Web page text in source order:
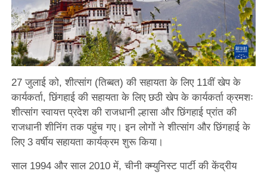
27 जुलाई को, शीत्सांग (तिब्बत) की सहायता के लिए 11वीं खेप के
कार्यकर्ता, छिंगहाई की सहायता के लिए छठी खेप के कार्यकर्ता क्रमशः
शीत्सांग स्वायत्त प्रदेश की राजधानी ल्हासा और छिंगहाई प्रांत की
राजधानी शीनिंग तक पहुंच गए। इन लोगों ने शीत्सांग और छिंगहाई के
लिए 3 वर्षीय सहायता कार्यक्रम शुरू किया।
साल 1994 और साल 2010 में, चीनी क्म्युनिस्ट पार्टी की केंद्रीय